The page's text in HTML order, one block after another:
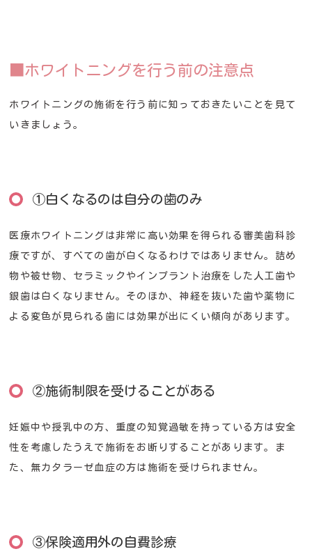
■ホワイトニングを行う前の注意点
ホワイトニングの施術を行う前に知っておきたいことを見て
いきましょう。
①白くなるのは自分の歯のみ
医療ホワイトニングは非常に高い効果を得られる審美歯科診
療ですが、すべての歯が白くなるわけではありません。詰め
物や被せ物、セラミックやインプラント治療をした人工歯や
銀歯は白くなりません。そのほか、神経を抜いた歯や薬物に
よる変色が見られる歯には効果が出にくい傾向があります。
②施術制限を受けることがある
妊娠中や授乳中の方、重度の知覚過敏を持っている方は安全
性を考慮したうえで施術をお断りすることがあります。ま
た、無カタラーゼ血症の方は施術を受けられません。
③保険適用外の自費診療